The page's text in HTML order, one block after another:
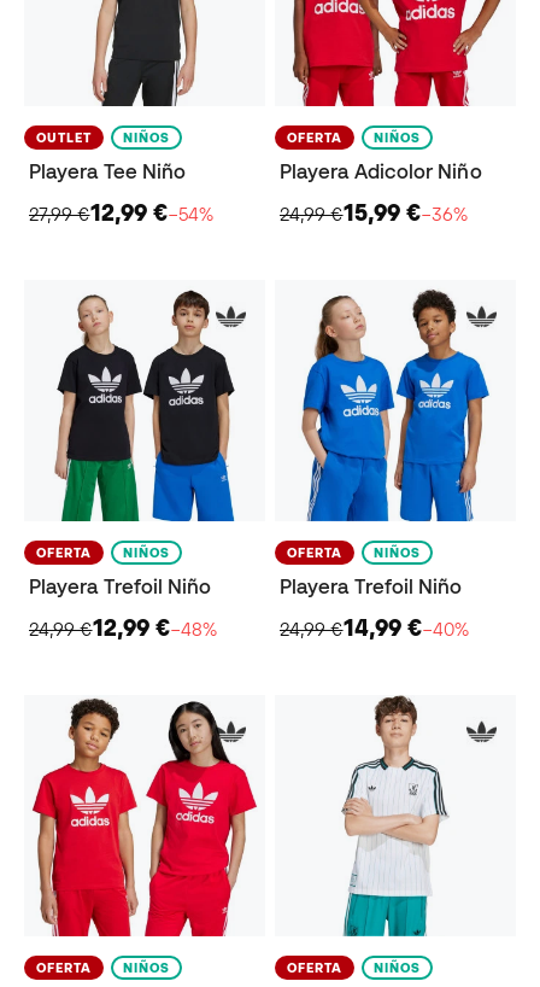
OUTLET NIÑOS
Playera Tee Niño
27,99 €12,99 €−54%
OFERTA NIÑOS
Playera Adicolor Niño
24,99 €15,99 €−36%
OFERTA NIÑOS
Playera Trefoil Niño
24,99 €12,99 €−48%
OFERTA NIÑOS
Playera Trefoil Niño
24,99 €14,99 €−40%
OFERTA NIÑOS OFERTA NIÑOS